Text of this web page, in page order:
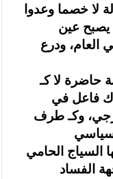
لا خصما وعدوا
يصبح عين
العام، ودرع
حاضرة لا كـ
فاعل في
وكـ طرف
السياج الحامي
الفساد